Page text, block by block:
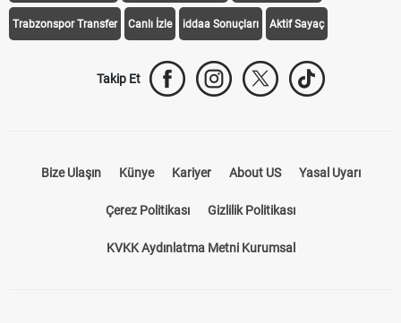
Galatasaray Transfer Fenerbahçe Transfer Beşiktaş Transfer
Trabzonspor Transfer Canlı İzle iddaa Sonuçları Aktif Sayaç